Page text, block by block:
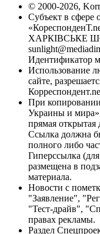
© 2000-2026,
Субъект в сфере
ХАРКІВСЬКЕ
Идентификатор
Использование
сайте,
При
Украины и мира»,
прямая открытая
Ссылка должна
полного либо
Гиперссылка
размещена в
материала.
Новости с
"Заявление",
"Тест-драйв",
правах рекламы.
Раздел